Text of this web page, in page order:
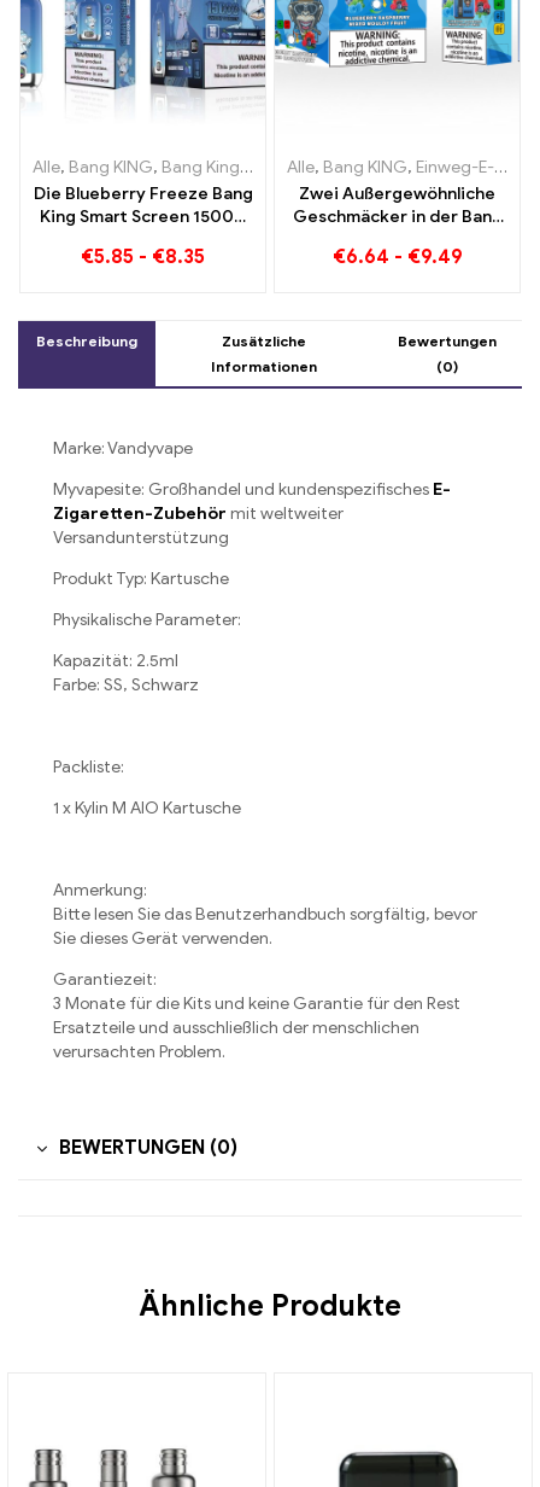
Alle, Bang KING, Bang King Smart Screen 15000 Puff ,Einweg-E-
Die Blueberry Freeze Bang
King Smart Screen 15000
€5.85 - €8.35
Alle, Bang KING, Einweg-E-Zigaretten Litauen
Zwei Außergewöhnliche
Geschmäcker in der Bang
Zigarette Blueberry
€6.64 - €9.49
Beschreibung
Zusätzliche
Informationen
Bewertungen
(0)
Marke: Vandyvape
Myvapesite: Großhandel und kundenspezifisches E-
Zigaretten-Zubehör mit weltweiter
Versandunterstützung
Produkt Typ: Kartusche
Physikalische Parameter:
Kapazität: 2.5ml
Farbe: SS, Schwarz
Packliste:
1 x Kylin M AIO Kartusche
Anmerkung:
Bitte lesen Sie das Benutzerhandbuch sorgfältig, bevor
Sie dieses Gerät verwenden.
Garantiezeit:
3 Monate für die Kits und keine Garantie für den Rest
Ersatzteile und ausschließlich der menschlichen
verursachten Problem.
BEWERTUNGEN (0)
Ähnliche Produkte